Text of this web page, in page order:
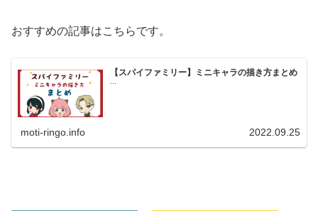
おすすめの記事はこちらです。
【スパイファミリー】ミニキャラの描き方まとめ
moti-ringo.info 2022.09.25